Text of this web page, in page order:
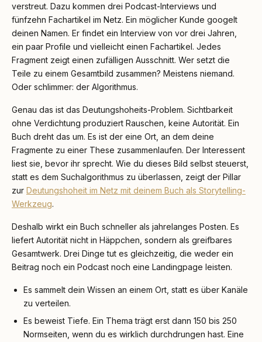
verstreut. Dazu kommen drei Podcast-Interviews und
fünfzehn Fachartikel im Netz. Ein möglicher Kunde googelt
deinen Namen. Er findet ein Interview von vor drei Jahren,
ein paar Profile und vielleicht einen Fachartikel. Jedes
Fragment zeigt einen zufälligen Ausschnitt. Wer setzt die
Teile zu einem Gesamtbild zusammen? Meistens niemand.
Oder schlimmer: der Algorithmus.
Genau das ist das Deutungshoheits-Problem. Sichtbarkeit
ohne Verdichtung produziert Rauschen, keine Autorität. Ein
Buch dreht das um. Es ist der eine Ort, an dem deine
Fragmente zu einer These zusammenlaufen. Der Interessent
liest sie, bevor ihr sprecht. Wie du dieses Bild selbst steuerst,
statt es dem Suchalgorithmus zu überlassen, zeigt der Pillar
zur Deutungshoheit im Netz mit deinem Buch als Storytelling-
Werkzeug.
Deshalb wirkt ein Buch schneller als jahrelanges Posten. Es
liefert Autorität nicht in Häppchen, sondern als greifbares
Gesamtwerk. Drei Dinge tut es gleichzeitig, die weder ein
Beitrag noch ein Podcast noch eine Landingpage leisten.
Es sammelt dein Wissen an einem Ort, statt es über Kanäle
zu verteilen.
Es beweist Tiefe. Ein Thema trägt erst dann 150 bis 250
Normseiten, wenn du es wirklich durchdrungen hast. Eine